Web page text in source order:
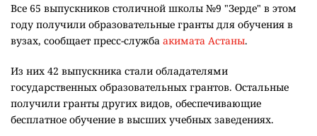
Все 65 выпускников столичной школы №9 "Зерде" в этом
году получили образовательные гранты для обучения в
вузах, сообщает пресс-служба акимата Астаны.
Из них 42 выпускника стали обладателями
государственных образовательных грантов. Остальные
получили гранты других видов, обеспечивающие
бесплатное обучение в высших учебных заведениях.